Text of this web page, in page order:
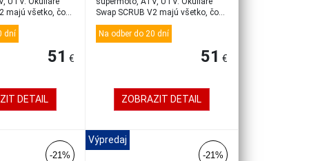
majú všetko, čo
dní
51 €
DETAIL
Swap SCRUB V2 majú všetko, čo
by mal...
Na odber do 20 dní
51 €
ZOBRAZIT DETAIL
-21%
Výpredaj
-21%